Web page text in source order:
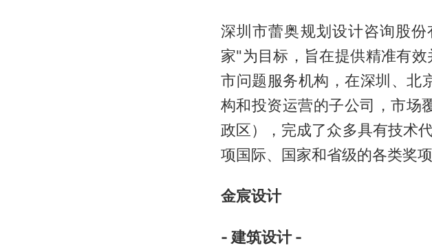
深圳市蕾奥规划设计咨询股
家"为目标，旨在提供精准有
市问题服务机构，在深圳、北
构和投资运营的子公司，市场
政区），完成了众多具有技术
项国际、国家和省级的各类奖项
金宸设计
- 建筑设计 -